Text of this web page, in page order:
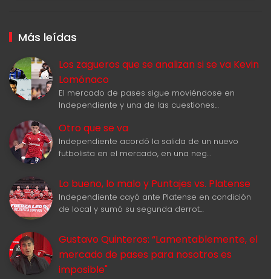
Más leídas
Los zagueros que se analizan si se va Kevin
Lomónaco
El mercado de pases sigue moviéndose en
Independiente y una de las cuestiones…
Otro que se va
Independiente acordó la salida de un nuevo
futbolista en el mercado, en una neg…
Lo bueno, lo malo y Puntajes vs. Platense
Independiente cayó ante Platense en condición
de local y sumó su segunda derrot…
Gustavo Quinteros: “Lamentablemente, el
mercado de pases para nosotros es
imposible"